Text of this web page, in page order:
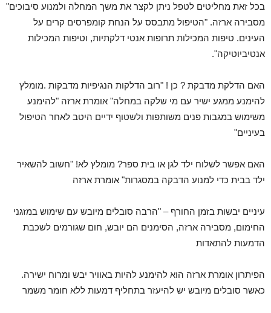
בכל זאת מחליטים לטפל ניתן לקצר את משך המחלה ולמנוע סיבוכים"
מסבירה ארזה. "הטיפול מתבסס על הנחת קומפרסים קרים על
העינים. טיפות המכילות תרופות אנטי דלקתיות, וטיפות המכילות
אנטיביוטיקה".
האם הדלקת מדבקת ? כן ! "רוב הדלקות הנגיפיות מדבקות .מומלץ
להימנע ממגע ישיר עם מי שלקה במחלה" אומרת ארזה "להימנע
משימוש במגבות פנים משותפות ולשטוף ידיים היטב לאחר הטיפול
בעיניים"
האם אפשר לשלוח ילד לגן או בית ספר? מומלץ לא! "חשוב להשאיר
ילד בבית כדי למנוע הדבקה במסגרות" אומרת ארזה
עיניים יבשות בזמן החורף – "הרבה סובלים מיובש עם שימוש במזגני
החימום, מסבירה ארזה, הסימנים הם יובש, חום שגורמים לשכבת
הדמעות להתאדות
הפיתרון אומרת ארזה הוא להימנע להיות באוויר יבש ומרוח ישירה.
כאשר סובלים מיובש יש להיעזר בתחליף דמעות ללא חומר משמר